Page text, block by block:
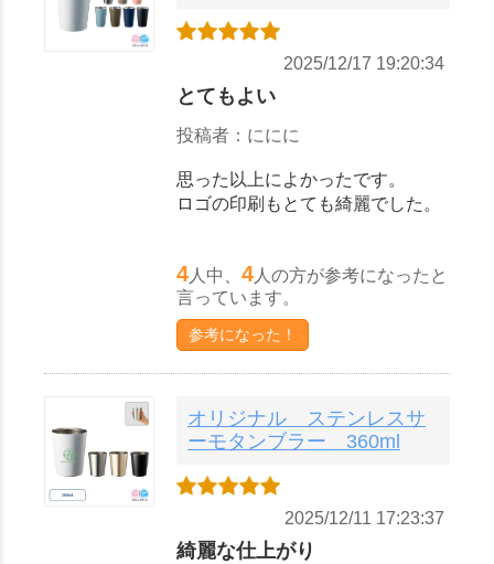
2025/12/17 19:20:34
とてもよい
投稿者：ににに
思った以上によかったです。
ロゴの印刷もとても綺麗でした。
4 人中、 4 人の方が参考になったと
言っています。
参考になった！
オリジナル ステンレスサ
ーモタンブラー 360ml
2025/12/11 17:23:37
綺麗な仕上がり